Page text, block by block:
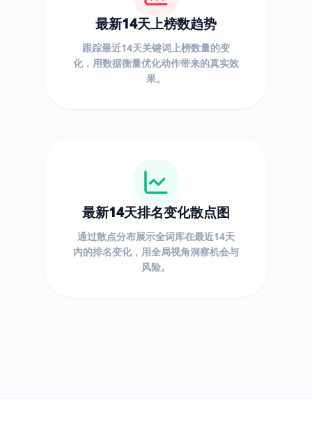
最新14天上榜数趋势
跟踪最近14天关键词上榜数量的变
化，用数据衡量优化动作带来的真实效
果。
最新14天排名变化散点图
通过散点分布展示全词库在最近14天
内的排名变化，用全局视角洞察机会与
风险。